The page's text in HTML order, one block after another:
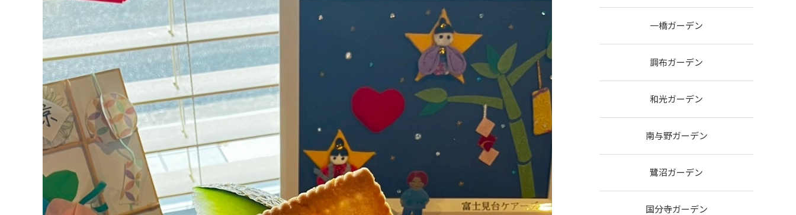
一橋ガーデン
調布ガーデン
和光ガーデン
南与野ガーデン
鷺沼ガーデン
国分寺ガーデン